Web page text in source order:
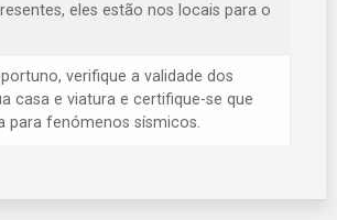
eles estão nos locais para o
verifique a validade dos
casa e viatura e certifique-se que
para fenómenos sísmicos.